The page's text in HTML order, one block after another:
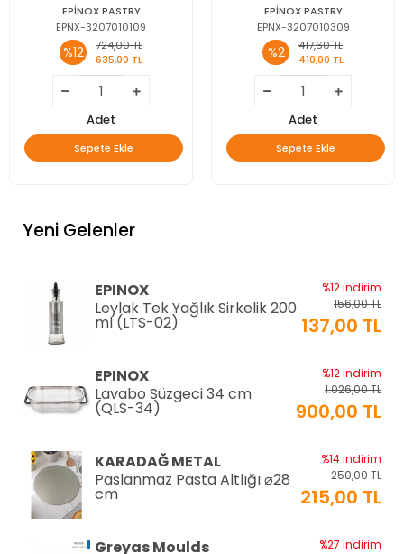
EPİNOX PASTRY
EPNX-3207010109
%12
724,00 TL
635,00 TL
Adet
Sepete Ekle
EPİNOX PASTRY
EPNX-3207010309
%2
417,60 TL
410,00 TL
Adet
Sepete Ekle
Yeni Gelenler
EPINOX
Leylak Tek Yağlık Sirkelik 200
ml (LTS-02)
%12 indirim
156,00 TL
137,00 TL
EPINOX
Lavabo Süzgeci 34 cm
(QLS-34)
%12 indirim
1.026,00 TL
900,00 TL
KARADAĞ METAL
Paslanmaz Pasta Altlığı ⌀28
cm
%14 indirim
250,00 TL
215,00 TL
Greyas Moulds
%27 indirim